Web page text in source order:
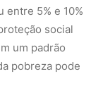
entre 5% e 10%
social
um padrão
pobreza pode